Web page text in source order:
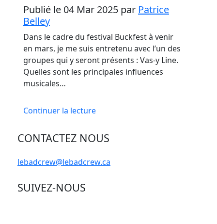
Publié le 04 Mar 2025 par Patrice
Belley
Dans le cadre du festival Buckfest à venir
en mars, je me suis entretenu avec l’un des
groupes qui y seront présents : Vas-y Line.
Quelles sont les principales influences
musicales…
Continuer la lecture
CONTACTEZ NOUS
lebadcrew@lebadcrew.ca
SUIVEZ-NOUS